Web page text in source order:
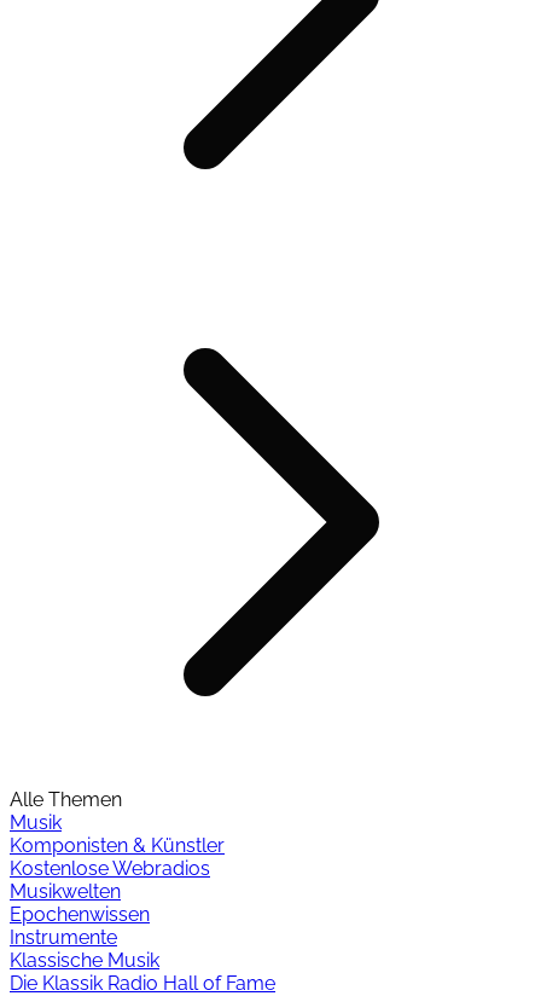
Alle Themen
Musik
Komponisten & Künstler
Kostenlose Webradios
Musikwelten
Epochenwissen
Instrumente
Klassische Musik
Die Klassik Radio Hall of Fame